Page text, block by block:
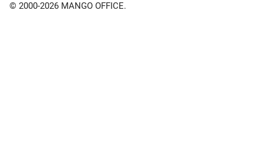
© 2000-2026 MANGO OFFICE.